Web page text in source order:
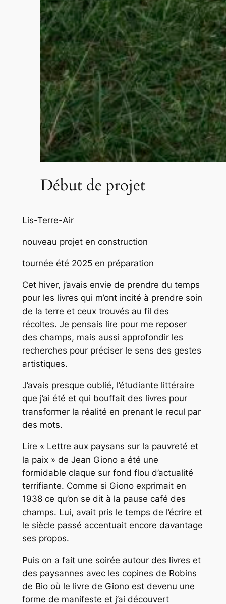
Début de projet
Lis-Terre-Air
nouveau projet en construction
tournée été 2025 en préparation
Cet hiver, j’avais envie de prendre du temps
pour les livres qui m’ont incité à prendre soin
de la terre et ceux trouvés au fil des
récoltes. Je pensais lire pour me reposer
des champs, mais aussi approfondir les
recherches pour préciser le sens des gestes
artistiques.
J’avais presque oublié, l’étudiante littéraire
que j’ai été et qui bouffait des livres pour
transformer la réalité en prenant le recul par
des mots.
Lire « Lettre aux paysans sur la pauvreté et
la paix » de Jean Giono a été une
formidable claque sur fond flou d’actualité
terrifiante. Comme si Giono exprimait en
1938 ce qu’on se dit à la pause café des
champs. Lui, avait pris le temps de l’écrire et
le siècle passé accentuait encore davantage
ses propos.
Puis on a fait une soirée autour des livres et
des paysannes avec les copines de Robins
de Bio où le livre de Giono est devenu une
forme de manifeste et j’ai découvert